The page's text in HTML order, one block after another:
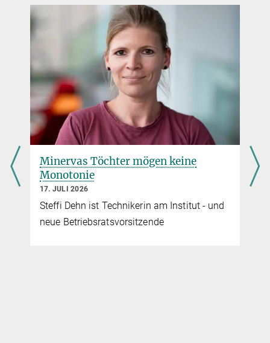
Minervas Töchter mögen keine
Monotonie
17. JULI 2026
Steffi Dehn ist Technikerin am Institut - und
neue Betriebsratsvorsitzende